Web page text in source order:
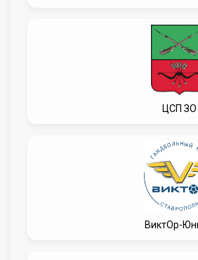
ЦСП ЗО
ВиктОр-